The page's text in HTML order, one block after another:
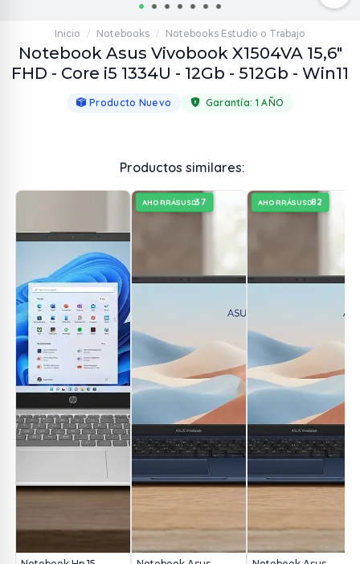
Inicio / Notebooks / Notebooks Estudio o Trabajo
Notebook Asus Vivobook X1504VA 15,6"
FHD - Core i5 1334U - 12Gb - 512Gb - Win11
Producto Nuevo Garantía: 1 AÑO
Productos similares:
AHORRÁSUSD37 AHORRÁSUSD82